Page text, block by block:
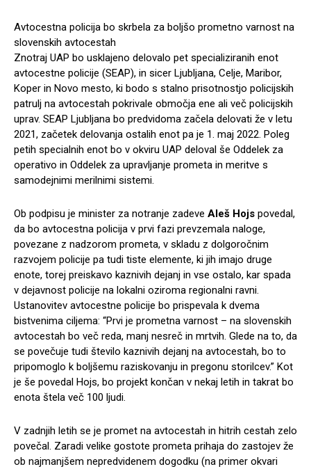
Avtocestna policija bo skrbela za boljšo prometno varnost na
slovenskih avtocestah
Znotraj UAP bo usklajeno delovalo pet specializiranih enot
avtocestne policije (SEAP), in sicer Ljubljana, Celje, Maribor,
Koper in Novo mesto, ki bodo s stalno prisotnostjo policijskih
patrulj na avtocestah pokrivale območja ene ali več policijskih
uprav. SEAP Ljubljana bo predvidoma začela delovati že v letu
2021, začetek delovanja ostalih enot pa je 1. maj 2022. Poleg
petih specialnih enot bo v okviru UAP deloval še Oddelek za
operativo in Oddelek za upravljanje prometa in meritve s
samodejnimi merilnimi sistemi.
Ob podpisu je minister za notranje zadeve Aleš Hojs povedal,
da bo avtocestna policija v prvi fazi prevzemala naloge,
povezane z nadzorom prometa, v skladu z dolgoročnim
razvojem policije pa tudi tiste elemente, ki jih imajo druge
enote, torej preiskavo kaznivih dejanj in vse ostalo, kar spada
v dejavnost policije na lokalni oziroma regionalni ravni.
Ustanovitev avtocestne policije bo prispevala k dvema
bistvenima ciljema: “Prvi je prometna varnost – na slovenskih
avtocestah bo več reda, manj nesreč in mrtvih. Glede na to, da
se povečuje tudi število kaznivih dejanj na avtocestah, bo to
pripomoglo k boljšemu raziskovanju in pregonu storilcev.” Kot
je še povedal Hojs, bo projekt končan v nekaj letih in takrat bo
enota štela več 100 ljudi.
V zadnjih letih se je promet na avtocestah in hitrih cestah zelo
povečal. Zaradi velike gostote prometa prihaja do zastojev že
ob najmanjšem nepredvidenem dogodku (na primer okvari